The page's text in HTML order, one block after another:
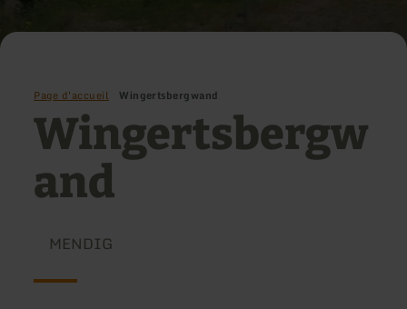
Page d'accueil Wingertsbergwand
Wingertsbergw
and
MENDIG